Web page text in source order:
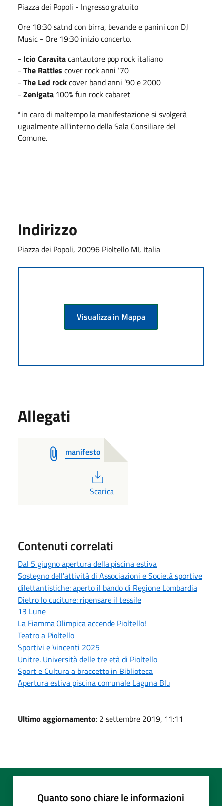
Piazza dei Popoli - Ingresso gratuito
Ore 18:30 satnd con birra, bevande e panini con DJ
Music - Ore 19:30 inizio concerto.
- Icio Caravitacantautore pop rock italiano
- The Rattles cover rock anni ‘70
- The Led rockcover band anni ’90 e 2000
- Zenigata 100% fun rock cabaret
*in caro di maltempo la manifestazione si svolgerà
ugualmente all'interno della Sala Consiliare del
Comune.
Indirizzo
Piazza dei Popoli, 20096 Pioltello MI, Italia
Visualizza in Mappa
Allegati
manifesto
PDF
Scarica
Contenuti correlati
Dal 5 giugno apertura della piscina estiva
Sostegno dell'attività di Associazioni e Società sportive
dilettantistiche: aperto il bando di Regione Lombardia
Dietro lo cuciture: ripensare il tessile
13 Lune
La Fiamma Olimpica accende Pioltello!
Teatro a Pioltello
Sportivi e Vincenti 2025
Unitre. Università delle tre età di Pioltello
Sport e Cultura a braccetto in Biblioteca
Apertura estiva piscina comunale Laguna Blu
Ultimo aggiornamento: 2 settembre 2019, 11:11
Quanto sono chiare le informazioni